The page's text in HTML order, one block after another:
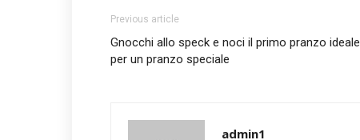
Previous article
Gnocchi allo speck e noci il primo pranzo ideale
per un pranzo speciale
admin1